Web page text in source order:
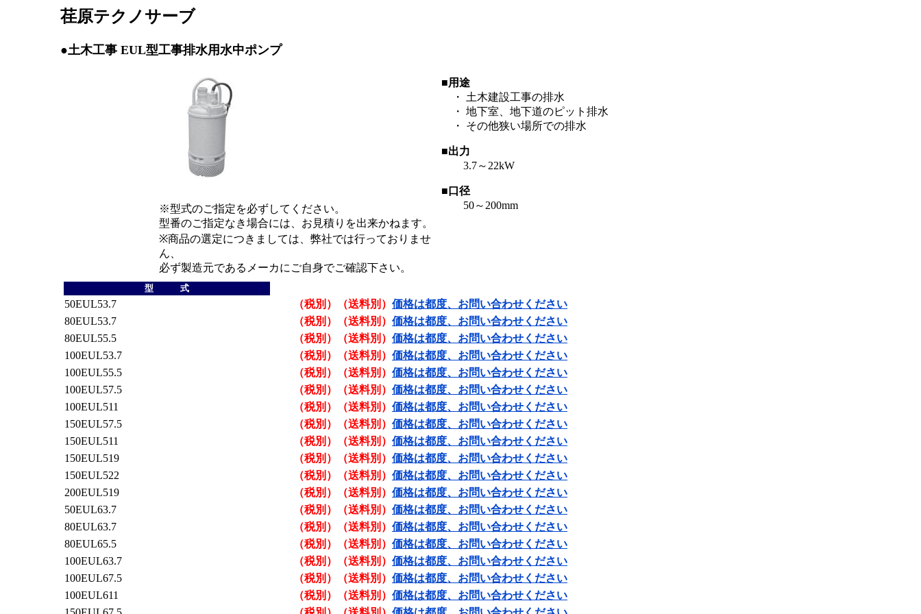
荏原テクノサーブ
●土木工事 EUL型工事排水用水中ポンプ
※型式のご指定を必ずしてください。
型番のご指定なき場合には、お見積りを出来かねます。
※商品の選定につきましては、弊社では行っておりませ
ん、
必ず製造元であるメーカにご自身でご確認下さい。
■用途
・ 土木建設工事の排水
・ 地下室、地下道のピット排水
・ その他狭い場所での排水
■出力
3.7～22kW
■口径
50～200mm
型 式
50EUL53.7 （税別）（送料別） 価格は都度、お問い合わせください
80EUL53.7
（税別）（送料別） 価格は都度、お問い合わせください
80EUL55.5
（税別）（送料別） 価格は都度、お問い合わせください
100EUL53.7
（税別）（送料別） 価格は都度、お問い合わせください
100EUL55.5
（税別）（送料別） 価格は都度、お問い合わせください
100EUL57.5
（税別）（送料別） 価格は都度、お問い合わせください
100EUL511
（税別）（送料別） 価格は都度、お問い合わせください
150EUL57.5
（税別）（送料別） 価格は都度、お問い合わせください
150EUL511
（税別）（送料別） 価格は都度、お問い合わせください
150EUL519
（税別）（送料別） 価格は都度、お問い合わせください
150EUL522
（税別）（送料別） 価格は都度、お問い合わせください
200EUL519
（税別）（送料別） 価格は都度、お問い合わせください
50EUL63.7
（税別）（送料別） 価格は都度、お問い合わせください
80EUL63.7
（税別）（送料別） 価格は都度、お問い合わせください
80EUL65.5
（税別）（送料別） 価格は都度、お問い合わせください
100EUL63.7
（税別）（送料別） 価格は都度、お問い合わせください
100EUL67.5
（税別）（送料別） 価格は都度、お問い合わせください
100EUL611
（税別）（送料別） 価格は都度、お問い合わせください